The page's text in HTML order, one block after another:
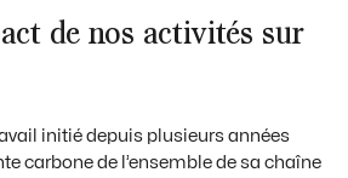
de nos activités sur
initié depuis plusieurs années
carbone de l’ensemble de sa chaîne